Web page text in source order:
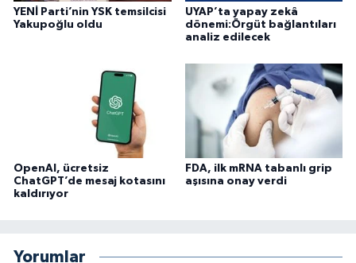
YENİ Parti’nin YSK temsilcisi
Yakupoğlu oldu
UYAP’ta yapay zekâ
dönemi:Örgüt bağlantıları
analiz edilecek
OpenAI, ücretsiz
ChatGPT’de mesaj kotasını
kaldırıyor
FDA, ilk mRNA tabanlı grip
aşısına onay verdi
Yorumlar